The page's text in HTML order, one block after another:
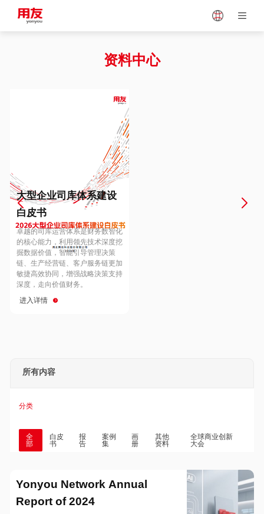
Vietnam
Europe
Hungary
Hong Kong
资料中心
大型企业司库体系建设
白皮书
卓越的司库运营体系是财务数智化
的核心能力，利用领先技术深度挖
掘数据价值，智能引导管理决策
链、生产经营链、客户服务链更加
敏捷高效协同，增强战略決策支持
深度，走向价值财务。
进入详情
所有内容
分类
全
部
白皮
书
报
告
案例
集
画
册
其他
资料
全球商业创新
大会
Yonyou Network Annual
Report of 2024